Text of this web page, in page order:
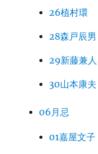
26植村環
28森戸辰男
29新藤兼人
30山本康夫
06月忌
01嘉屋文子